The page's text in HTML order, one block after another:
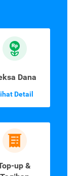
Dana
Detail
up &